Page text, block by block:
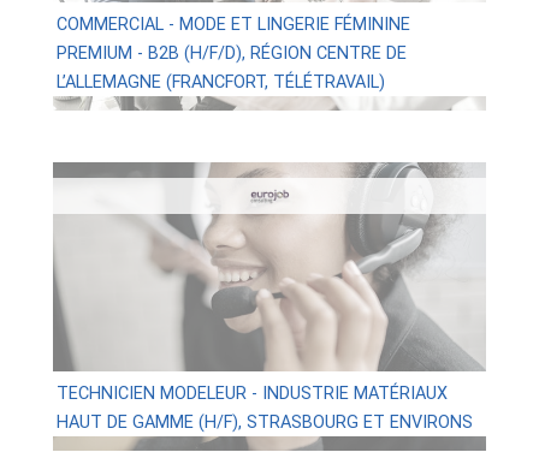
COMMERCIAL - MODE ET LINGERIE FÉMININE
PREMIUM - B2B (H/F/D), RÉGION CENTRE DE
L’ALLEMAGNE (FRANCFORT, TÉLÉTRAVAIL)
TECHNICIEN MODELEUR - INDUSTRIE MATÉRIAUX
HAUT DE GAMME (H/F), STRASBOURG ET ENVIRONS